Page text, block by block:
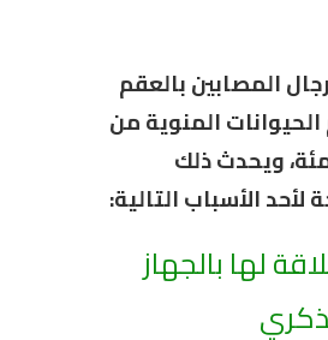
المصابين بالعقم
المنوية من
15 بالمئة، ويحدث ذلك
لأحد الأسباب التالية:
لها بالجهاز